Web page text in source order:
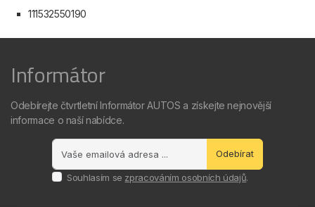
111532550190
Informátor
Odebírejte čtvrtletní Informátor AUTOS a získejte nejnovější
informace o naší nabídce.
Odebírat
Souhlasím se zpracováním osobních údajů.